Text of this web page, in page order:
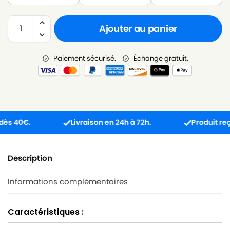
Ajouter au panier
Paiement sécurisé. Échange gratuit.
Livraison en 24h à 72h. Produit reçu
Description
Informations complémentaires
Caractéristiques :